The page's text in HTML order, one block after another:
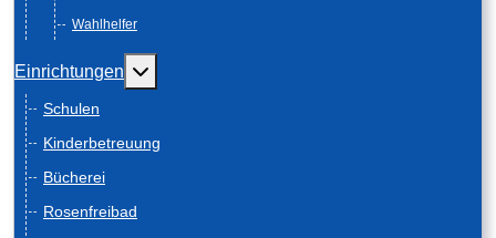
Wahlhelfer
Einrichtungen Weitere Informationen: Einrichtungen
Schulen
Kinderbetreuung
Bücherei
Rosenfreibad